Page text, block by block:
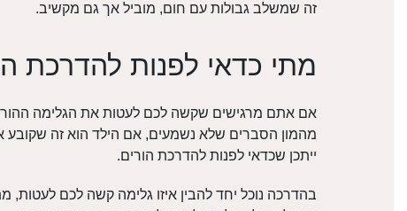
זה שמשלב גבולות עם חום, מוביל אך גם מקשיב.
מתי כדאי לפנות להדרכת
אם אתם מרגישים שקשה לכם לעטות את הגלימה
מהמון הסברים שלא נשמעים, אם הילד הוא זה
ייתכן שכדאי לפנות להדרכת הורים.
בהדרכה נוכל יחד להבין איזו גלימה קשה לכם לעטות,